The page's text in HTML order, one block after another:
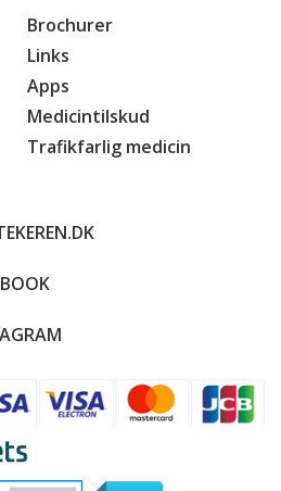
Brochurer
Links
Apps
Medicintilskud
Trafikfarlig medicin